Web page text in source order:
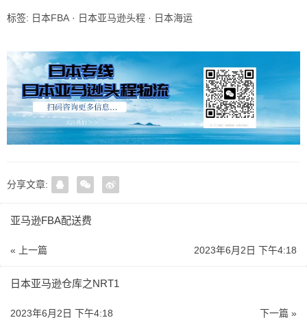
标签: 日本FBA · 日本亚马逊头程 · 日本海运
分享文章:
亚马逊FBA配送费
« 上一篇 2023年6月2日 下午4:18
日本亚马逊仓库之NRT1
下一篇 »
2023年6月2日 下午4:18